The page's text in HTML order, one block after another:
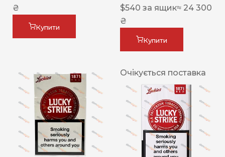
₴
Купити
$540 за ящик≈ 24 300
₴
Купити
Очікується поставка